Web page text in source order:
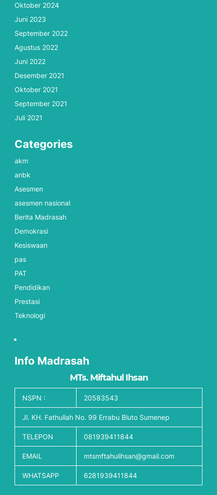
Oktober 2024
Juni 2023
September 2022
Agustus 2022
Juni 2022
Desember 2021
Oktober 2021
September 2021
Juli 2021
Categories
akm
anbk
Asesmen
asesmen nasional
Berita Madrasah
Demokrasi
Kesiswaan
pas
PAT
Pendidikan
Prestasi
Teknologi
Info Madrasah
MTs. Miftahul Ihsan
NSPN : 20583543
Jl. KH. Fathullah No. 99 Errabu Bluto Sumenep
TELEPON 081939411844
EMAIL mtsmftahulihsan@gmail.com
WHATSAPP 6281939411844